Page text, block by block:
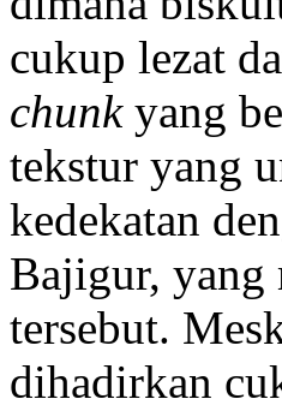
cukup lezat
chunkyang
tekstur yang
kedekatan
Bajigur, yang
tersebut.
dihadirkan